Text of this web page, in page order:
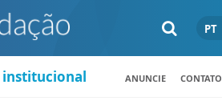
PT
institucional ANUNCIE CONTATO